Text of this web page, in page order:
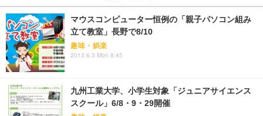
マウスコンピューター恒例の「親子パソコン組み
立て教室」長野で8/10
趣味・娯楽
2013.6.3 Mon 8:45
九州工業大学、小学生対象「ジュニアサイエンス
スクール」6/8・9・29開催